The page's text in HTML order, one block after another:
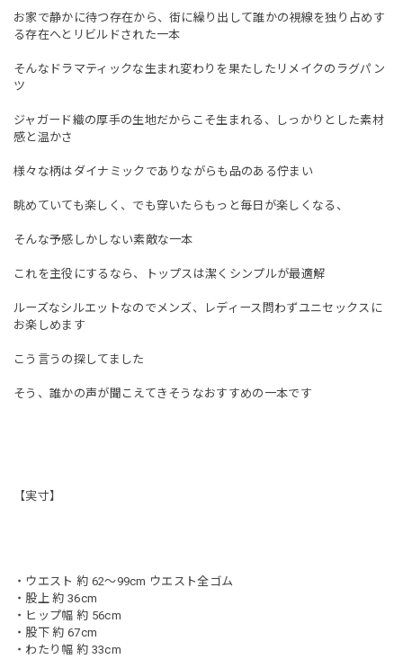
お家で静かに待つ存在から、街に繰り出して誰かの視線を独り占めす
る存在へとリビルドされた一本
そんなドラマティックな生まれ変わりを果たしたリメイクのラグパン
ツ
ジャガード織の厚手の生地だからこそ生まれる、しっかりとした素材
感と温かさ
様々な柄はダイナミックでありながらも品のある佇まい
眺めていても楽しく、でも穿いたらもっと毎日が楽しくなる、
そんな予感しかしない素敵な一本
これを主役にするなら、トップスは潔くシンプルが最適解
ルーズなシルエットなのでメンズ、レディース問わずユニセックスに
お楽しめます
こう言うの探してました
そう、誰かの声が聞こえてきそうなおすすめの一本です
【実寸】
・ウエスト 約 62〜99cm ウエスト全ゴム
・股上 約 36cm
・ヒップ幅 約 56cm
・股下 約 67cm
・わたり幅 約 33cm